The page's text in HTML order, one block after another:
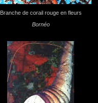
Branche de corail rouge en fleurs
Bornéo